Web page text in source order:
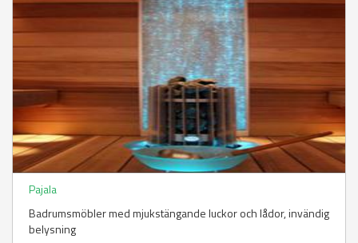
Pajala
Badrumsmöbler med mjukstängande luckor och lådor, invändig
belysning